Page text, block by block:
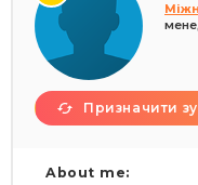
Призначити
About me: